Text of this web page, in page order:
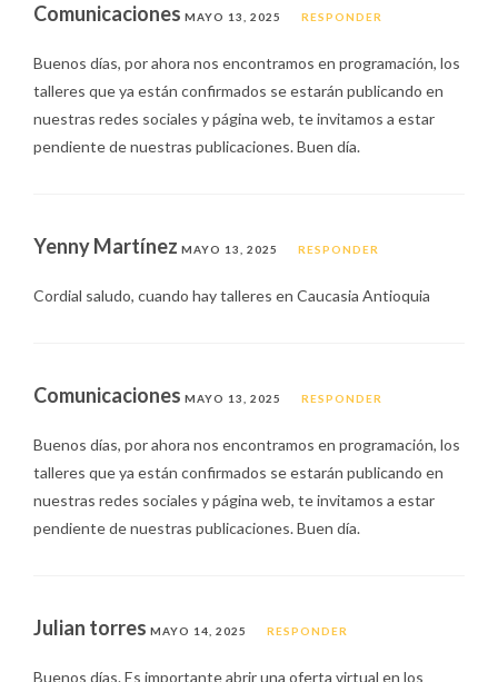
Comunicaciones MAYO 13, 2025 RESPONDER
Buenos días, por ahora nos encontramos en programación, los
talleres que ya están confirmados se estarán publicando en
nuestras redes sociales y página web, te invitamos a estar
pendiente de nuestras publicaciones. Buen día.
Yenny Martínez MAYO 13, 2025 RESPONDER
Cordial saludo, cuando hay talleres en Caucasia Antioquia
Comunicaciones MAYO 13, 2025 RESPONDER
Buenos días, por ahora nos encontramos en programación, los
talleres que ya están confirmados se estarán publicando en
nuestras redes sociales y página web, te invitamos a estar
pendiente de nuestras publicaciones. Buen día.
Julian torres MAYO 14, 2025 RESPONDER
Buenos días. Es importante abrir una oferta virtual en los